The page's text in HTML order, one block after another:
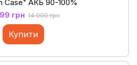
Case" АКБ 90-100%
грн 14 000 грн
Купити